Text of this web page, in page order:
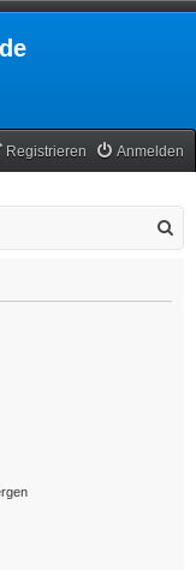
Anmelden
Registrieren